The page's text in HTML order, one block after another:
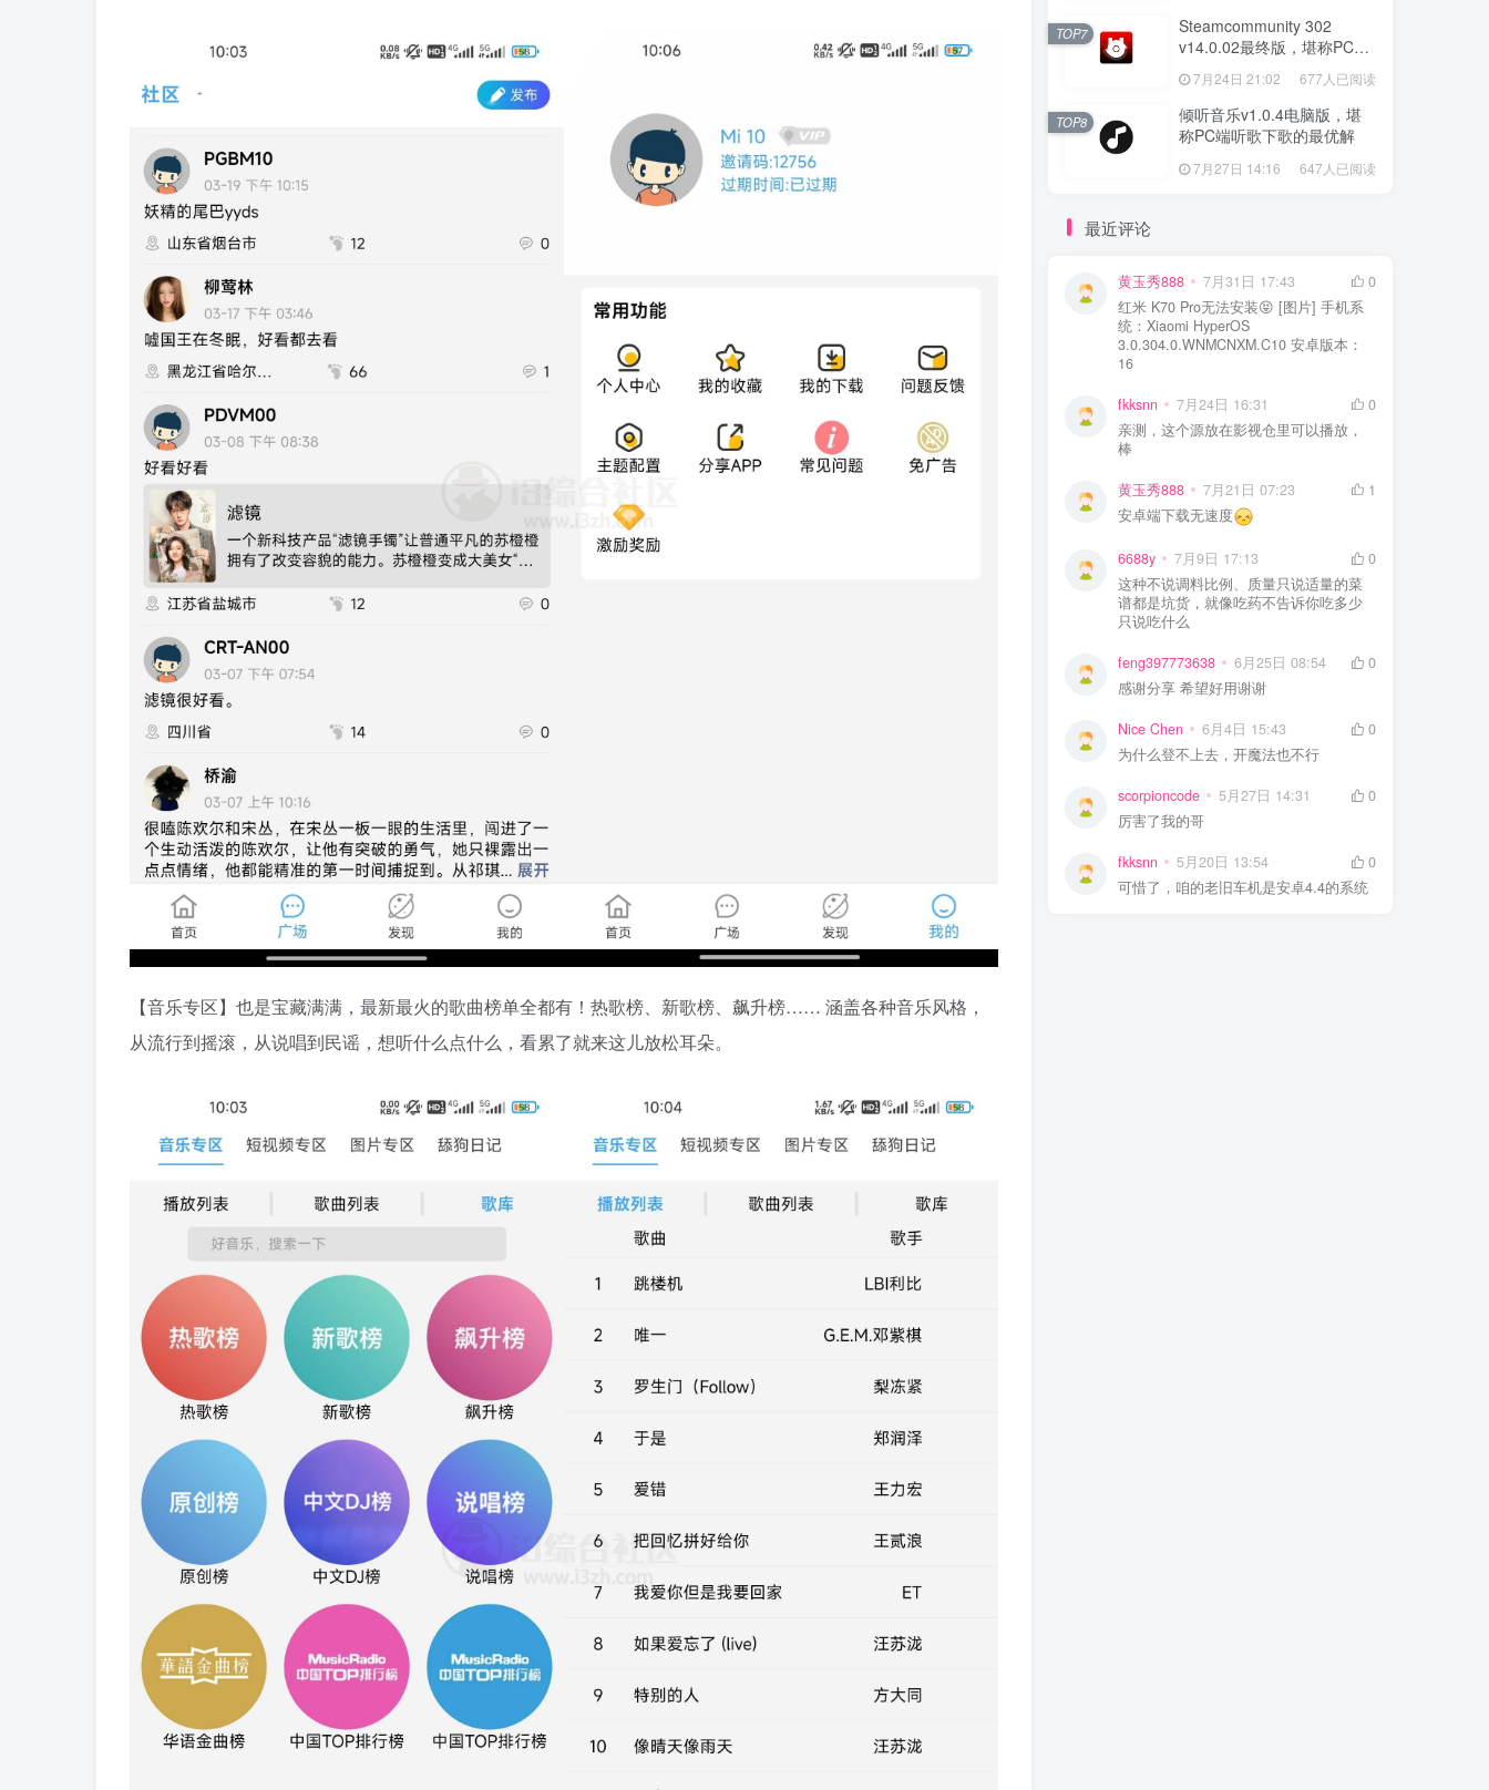
【音乐专区】也是宝藏满满，最新最火的歌曲榜单全都有！热歌榜、新歌榜、飙升榜…… 涵盖各种音乐风格，
从流行到摇滚，从说唱到民谣，想听什么点什么，看累了就来这儿放松耳朵。
Steamcommunity 302
v14.0.02最终版，堪称PC玩
家必备的网络工具箱
7月24日 21:02 677人已阅读
TOP7
倾听音乐v1.0.4电脑版，堪
称PC端听歌下歌的最优解
7月27日 14:16 647人已阅读
TOP8
最近评论
黄玉秀888 7月31日 17:43
0
红米 K70 Pro无法安装😝 [图片] 手机系
统：Xiaomi HyperOS
3.0.304.0.WNMCNXM.C10 安卓版本：
16
fkksnn 7月24日 16:31
0
亲测，这个源放在影视仓里可以播放，
棒
黄玉秀888 7月21日 07:23
1
安卓端下载无速度
6688y 7月9日 17:13
0
这种不说调料比例、质量只说适量的菜
谱都是坑货，就像吃药不告诉你吃多少
只说吃什么
feng397773638 6月25日 08:54
0
感谢分享 希望好用谢谢
Nice Chen 6月4日 15:43
0
为什么登不上去，开魔法也不行
scorpioncode 5月27日 14:31
0
厉害了我的哥
fkksnn 5月20日 13:54
0
可惜了，咱的老旧车机是安卓4.4的系统